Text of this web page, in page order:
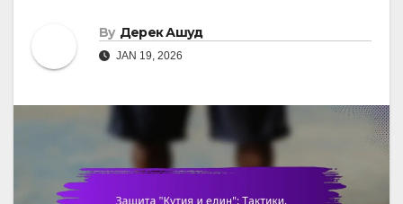
By Дерек Ашуд
JAN 19, 2026